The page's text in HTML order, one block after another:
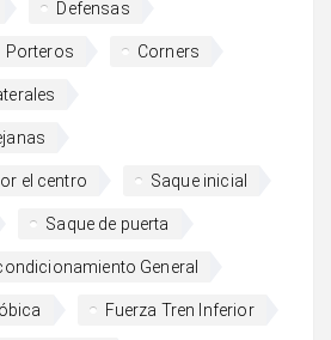
Defensas
Porteros Corners
el centro Saque inicial
Saque de puerta
General
Fuerza Tren Inferior